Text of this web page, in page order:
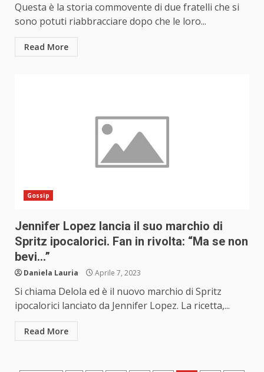
Questa è la storia commovente di due fratelli che si
sono potuti riabbracciare dopo che le loro...
Read More
Gossip
Jennifer Lopez lancia il suo marchio di
Spritz ipocalorici. Fan in rivolta: “Ma se non
bevi…”
Daniela Lauria Aprile 7, 2023
Si chiama Delola ed è il nuovo marchio di Spritz
ipocalorici lanciato da Jennifer Lopez. La ricetta,...
Read More